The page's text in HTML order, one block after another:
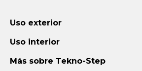
Uso exterior
Uso interior
Más sobre Tekno-Step